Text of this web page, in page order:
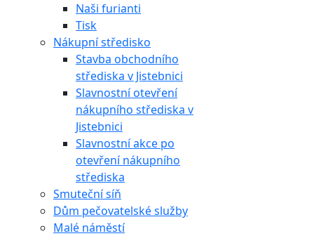
Naši furianti
Tisk
Nákupní středisko
Stavba obchodního
střediska v Jistebnici
Slavnostní otevření
nákupního střediska v
Jistebnici
Slavnostní akce po
otevření nákupního
střediska
Smuteční síň
Dům pečovatelské služby
Malé náměstí